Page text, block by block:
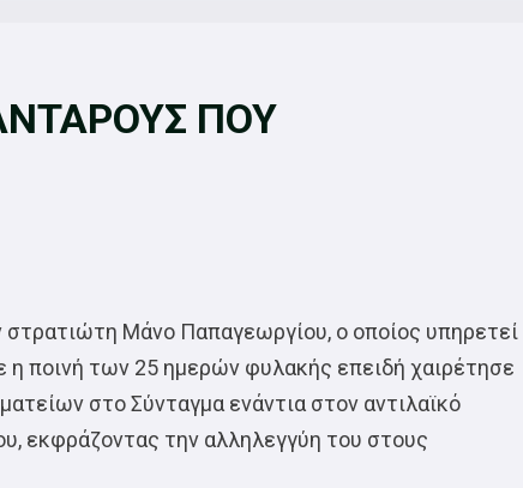
ΠΟΥ
Μάνο Παπαγεωργίου, ο οποίος υπηρετεί
η ποινή των 25 ημερών φυλακής επειδή χαιρέτησε
στο Σύνταγμα ενάντια στον αντιλαϊκό
εκφράζοντας την αλληλεγγύη του στους